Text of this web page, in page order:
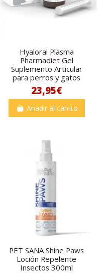
Hyaloral Plasma
Pharmadiet Gel
Suplemento Articular
para perros y gatos
23,95€
Añadir al carrito
PET SANA Shine Paws
Loción Repelente
Insectos 300ml